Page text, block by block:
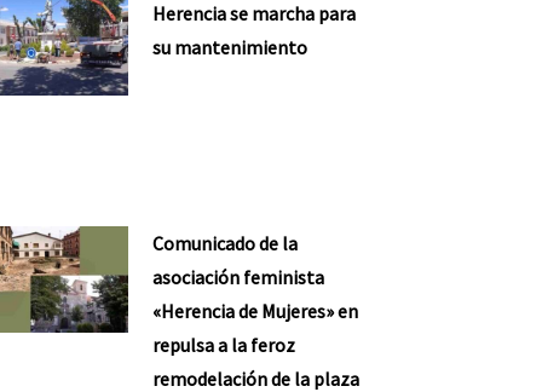
Herencia se marcha para
su mantenimiento
Comunicado de la
asociación feminista
«Herencia de Mujeres» en
repulsa a la feroz
remodelación de la plaza